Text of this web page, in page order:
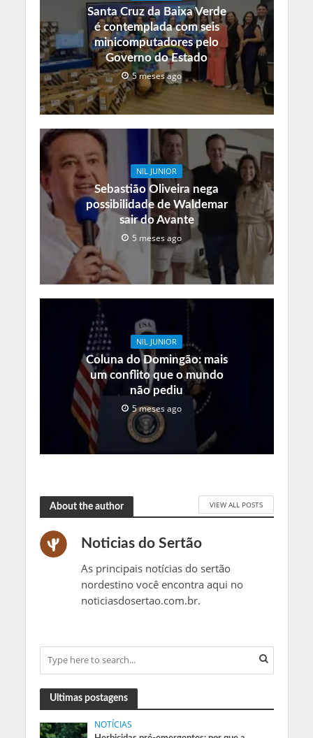
Santa Cruz da Baixa Verde
é contemplada com seis
minicomputadores pelo
Governo do Estado
5 meses ago
NIL JUNIOR
Sebastião Oliveira nega
possibilidade de Waldemar
sair do Avante
5 meses ago
NIL JUNIOR
Coluna do Domingão: mais
um conflito que o mundo
não pediu
5 meses ago
About the author VIEW ALL POSTS
Noticias do Sertão
As principais notícias do sertão
nordestino você encontra aqui no
noticiasdosertao.com.br.
Ultimas postagens
NOTÍCIAS